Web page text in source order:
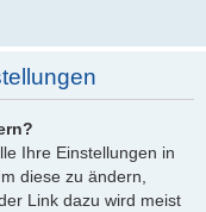
Ihre Einstellungen in
diese zu ändern,
Link dazu wird meist